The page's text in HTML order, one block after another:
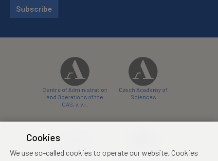
Subscribe
Centre of Administration
and Operations of the
CAS, v. v. i.
Czech Academy of
Sciences
Cookies
We use so-called cookies to operate our website. Cookies